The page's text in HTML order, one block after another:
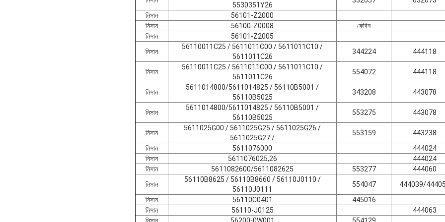
5530351Y26
নিসান
56101-Z2000
নিসান
56100-Z0008
কেবিন
নিসান
56101-Z2005
নিসান
56110011C25 / 5611011C00 / 5611011C10 /
5611011C26
344224 444118
নিসান
56110011C25 / 5611011C00 / 5611011C10 /
5611011C26
554072 444118
নিসান
5611014800/5611014825 / 56110B5001 /
56110B5025
343208 443078
নিসান
5611014800/5611014825 / 56110B5001 /
56110B5025
553275 443078
নিসান
5611025G00 / 5611025G25 / 5611025G26 /
5611025G27 /
553159
443238
নিসান
5611076000
444024
নিসান
5611076025,26
444024
নিসান
5611082600/5611082625 553277
444060
নিসান
56110B8625 / 56110B8660 / 56110J0110 /
56110J0111
554047
444039/
নিসান
56110C0401
445016
নিসান
56110-J0125
444063
নিসান
56200-0W001 554129